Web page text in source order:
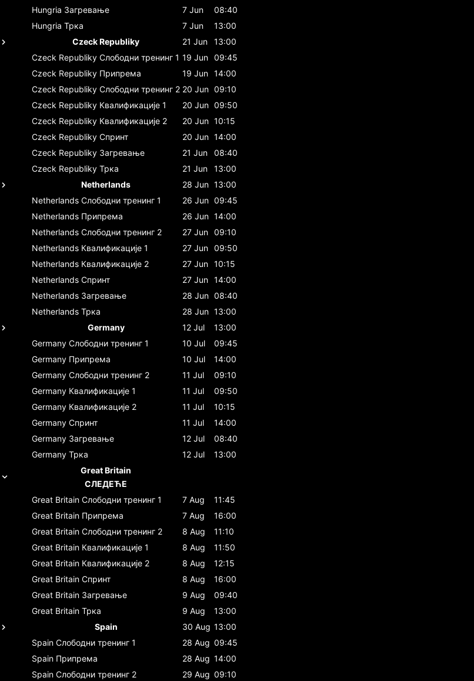
Hungria Загревање 7 Jun
08:40
Hungria Трка 7 Jun
13:00
Czeck Republiky
21 Jun
13:00
Czeck Republiky Слободни тренинг 1 19 Jun 09:45
Czeck Republiky Припрема 19 Jun 14:00
Czeck Republiky Слободни тренинг 2 20 Jun 09:10
Czeck Republiky Квалификације 1 20 Jun 09:50
Czeck Republiky Квалификације 2 20 Jun 10:15
Czeck Republiky Спринт 20 Jun 14:00
Czeck Republiky Загревање 21 Jun
08:40
Czeck Republiky Трка 21 Jun
13:00
Netherlands
28 Jun 13:00
Netherlands Слободни тренинг 1 26 Jun 09:45
Netherlands Припрема 26 Jun 14:00
Netherlands Слободни тренинг 2 27 Jun 09:10
Netherlands Квалификације 1 27 Jun 09:50
Netherlands Квалификације 2 27 Jun 10:15
Netherlands Спринт 27 Jun 14:00
Netherlands Загревање 28 Jun 08:40
Netherlands Трка 28 Jun 13:00
Germany
12 Jul
13:00
Germany Слободни тренинг 1 10 Jul
09:45
Germany Припрема 10 Jul
14:00
Germany Слободни тренинг 2 11 Jul
09:10
Germany Квалификације 1 11 Jul
09:50
Germany Квалификације 2 11 Jul
10:15
Germany Спринт 11 Jul
14:00
Germany Загревање 12 Jul
08:40
Germany Трка 12 Jul
13:00
Great Britain
СЛЕДЕЋЕ
Great Britain Слободни тренинг 1 7 Aug
11:45
Great Britain Припрема 7 Aug
16:00
Great Britain Слободни тренинг 2 8 Aug
11:10
Great Britain Квалификације 1 8 Aug
11:50
Great Britain Квалификације 2 8 Aug
12:15
Great Britain Спринт 8 Aug
16:00
Great Britain Загревање 9 Aug
09:40
Great Britain Трка 9 Aug
13:00
Spain
30 Aug 13:00
Spain Слободни тренинг 1 28 Aug 09:45
Spain Припрема 28 Aug 14:00
Spain Слободни тренинг 2 29 Aug 09:10